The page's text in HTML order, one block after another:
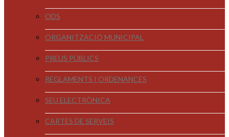
ODS
ORGANITZACIÓ MUNICIPAL
PREUS PÚBLICS
REGLAMENTS I ORDENANCES
SEU ELECTRÒNICA
CARTES DE SERVEIS